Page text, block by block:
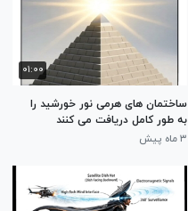
۰۱:۰۰
ساختمان های هرمی نور خورشید را
به طور کامل دریافت می کنند
۳ ماه پیش